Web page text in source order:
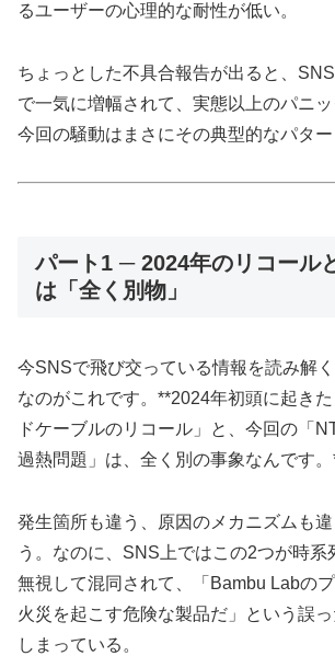
るユーザーの心理的な耐性が低い。
ちょっとした不具合報告が出ると、
で一気に増幅されて、実態以上のパニッ
今回の騒動はまさにその典型的なパター
パート1 ─ 2024年のリコール
は「全く別物」
今SNSで飛び交っている情報を読み解
なのがこれです。**2024年初頭に起き
ドケーブルのリコール」と、今回の「
過熱問題」は、全く別の事象なんです
発生箇所も違う、原因のメカニズムも
う。なのに、SNS上ではこの2つが時系
無視して混同されて、「Bambu Labの
火災を起こす危険な製品だ」という誤
しまっている。